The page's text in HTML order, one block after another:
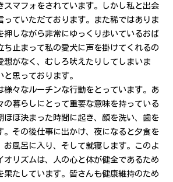
スマフォをされています。しかし私と出会
っていただております。また稀ではありま
押しながら非常にゆっくり歩いているおば
ち止まって私の愛犬に声を掛けてくれるの
想がなく、むしろ吠えたりしてしまいま
思っております。
様々なルーチンな行動をとっています。あ
の暮らしにとって重要な意味を持っている
ほぼ決まった時間に起き、顔を洗い、歯を
。その後仕事に出かけ、夜になると夕食を
お風呂に入り、そして就寝します。このよ
オリズムは、人の心と体が健全であるため
果たしています。皆さんも健康維持のため